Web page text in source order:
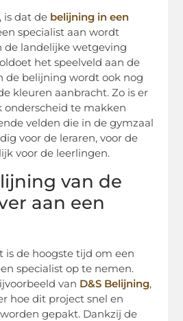
is dat de belijning in een
specialist aan wordt
de landelijke wetgeving
het speelveld aan de
de belijning wordt ook nog
kleuren aanbracht. Zo is er
te makken
velden die in de gymzaal
voor de leraren, voor de
voor de leerlingen.
van de
aan een
is de hoogste tijd om een
specialist op te nemen.
van D&S Belijning,
hoe dit project snel en
gepakt. Dankzij de